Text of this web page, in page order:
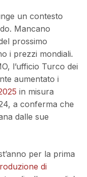
un contesto
Mancano
prossimo
i prezzi mondiali.
l’ufficio Turco dei
aumentato i
in misura
a conferma che
dalle sue
per la prima
di